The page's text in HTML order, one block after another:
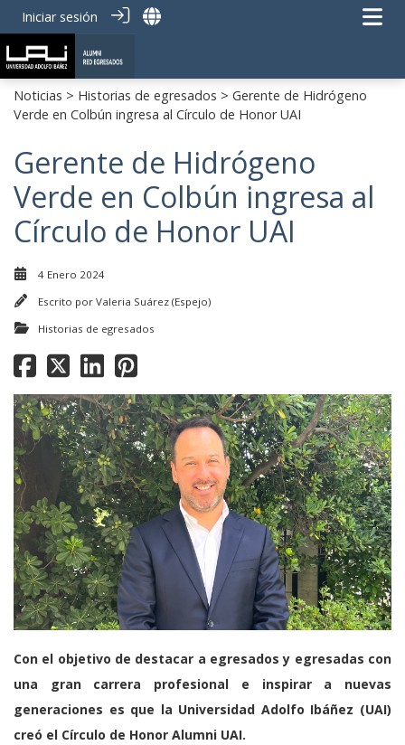
Iniciar sesión
Noticias > Historias de egresados > Gerente de Hidrógeno
Verde en Colbún ingresa al Círculo de Honor UAI
Gerente de Hidrógeno
Verde en Colbún ingresa al
Círculo de Honor UAI
4 Enero 2024
Escrito por Valeria Suárez (Espejo)
Historias de egresados
Con el objetivo de destacar a egresados y egresadas con
una gran carrera profesional e inspirar a nuevas
generaciones es que la Universidad Adolfo Ibáñez (UAI)
creó el Círculo de Honor Alumni UAI.